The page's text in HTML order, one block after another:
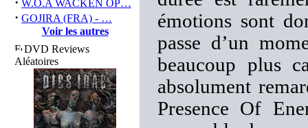
W.O.A WACKEN OP…
· GOJIRA (FRA) - …
Voir les autres
DVD Reviews
Aléatoires
émotions sont
passe d’un
beaucoup plus
absolument
Presence Of